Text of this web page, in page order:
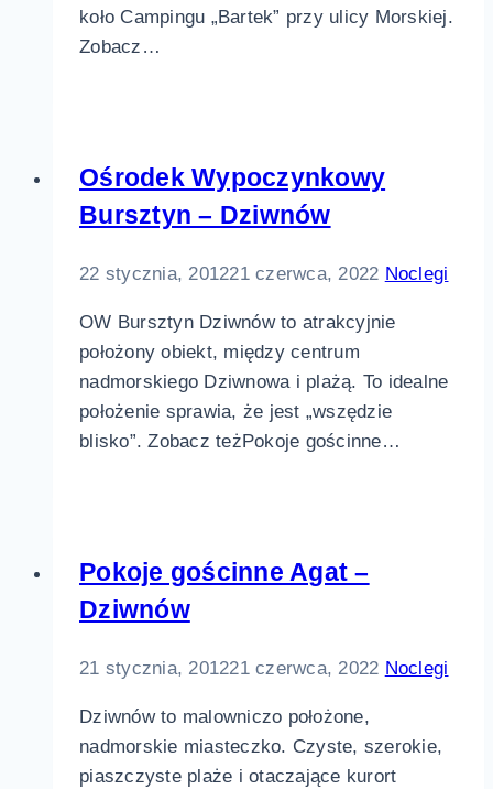
koło Campingu „Bartek” przy ulicy Morskiej.
Zobacz…
Ośrodek Wypoczynkowy
Bursztyn – Dziwnów
22 stycznia, 201221 czerwca, 2022 Noclegi
OW Bursztyn Dziwnów to atrakcyjnie
położony obiekt, między centrum
nadmorskiego Dziwnowa i plażą. To idealne
położenie sprawia, że jest „wszędzie
blisko”. Zobacz teżPokoje gościnne…
Pokoje gościnne Agat –
Dziwnów
21 stycznia, 201221 czerwca, 2022 Noclegi
Dziwnów to malowniczo położone,
nadmorskie miasteczko. Czyste, szerokie,
piaszczyste plaże i otaczające kurort